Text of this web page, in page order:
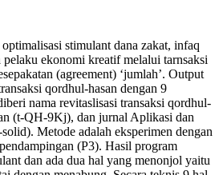
stimulant dana zakat, infaq
pelaku ekonomi kreatif melalui tarnsaksi
(agreement) ‘jumlah’. Output
qordhul-hasan dengan 9
nama revitaslisasi transaksi qordhul-
(t-QH-9Kj), dan jurnal Aplikasi dan
Metode adalah eksperimen dengan
(P3). Hasil program
dan ada dua hal yang menonjol yaitu